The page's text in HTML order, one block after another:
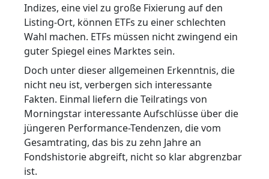
Indizes, eine viel zu große Fixierung auf den
Listing-Ort, können ETFs zu einer schlechten
Wahl machen. ETFs müssen nicht zwingend ein
guter Spiegel eines Marktes sein.
Doch unter dieser allgemeinen Erkenntnis, die
nicht neu ist, verbergen sich interessante
Fakten. Einmal liefern die Teilratings von
Morningstar interessante Aufschlüsse über die
jüngeren Performance-Tendenzen, die vom
Gesamtrating, das bis zu zehn Jahre an
Fondshistorie abgreift, nicht so klar abgrenzbar
ist.